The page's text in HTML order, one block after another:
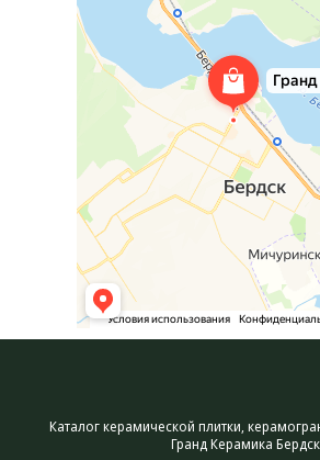
Каталог керамической плитки,
Гранд Керамика Бердск